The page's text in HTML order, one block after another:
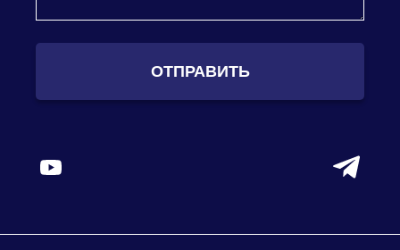
ОТПРАВИТЬ